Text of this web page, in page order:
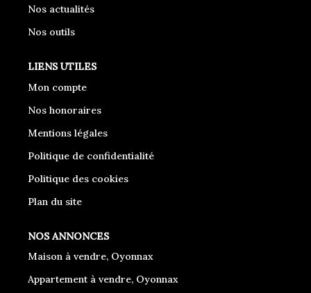
Nos actualités
Nos outils
LIENS UTILES
Mon compte
Nos honoraires
Mentions légales
Politique de confidentialité
Politique des cookies
Plan du site
NOS ANNONCES
Maison à vendre, Oyonnax
Appartement à vendre, Oyonnax